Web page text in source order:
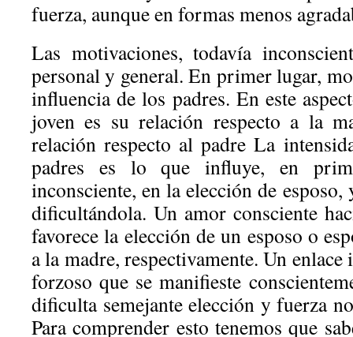
fuerza, aunque en formas menos
Las motivaciones, todavía
personal y general. En primer lugar,
influencia de los padres. En este
joven es su relación respecto a la
relación respecto al padre La
padres es lo que influye, en
inconsciente, en la elección de esposo,
dificultándola. Un amor consciente
favorece la elección de un esposo o
a la madre, respectivamente. Un
forzoso que se manifieste
dificulta semejante elección y fuerza
Para comprender esto tenemos que